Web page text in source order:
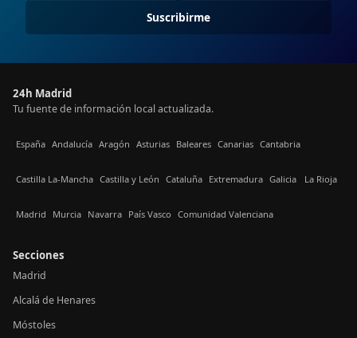
Suscribirme
24h Madrid
Tu fuente de información local actualizada.
España Andalucía Aragón Asturias Baleares Canarias Cantabria
Castilla La-Mancha Castilla y León Cataluña Extremadura Galicia La Rioja
Madrid Murcia Navarra País Vasco Comunidad Valenciana
Secciones
Madrid
Alcalá de Henares
Móstoles